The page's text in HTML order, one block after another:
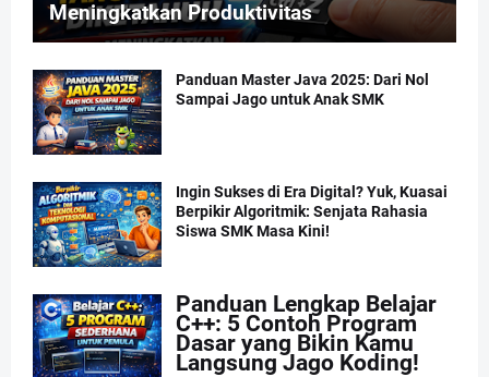
Meningkatkan Produktivitas
Panduan Master Java 2025: Dari Nol
Sampai Jago untuk Anak SMK
Ingin Sukses di Era Digital? Yuk, Kuasai
Berpikir Algoritmik: Senjata Rahasia
Siswa SMK Masa Kini!
Panduan Lengkap Belajar
C++: 5 Contoh Program
Dasar yang Bikin Kamu
Langsung Jago Koding!